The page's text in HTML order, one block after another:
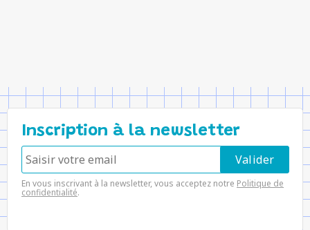
Inscription à la newsletter
En vous inscrivant à la newsletter, vous acceptez notre Politique de
confidentialité.